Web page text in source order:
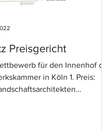
Preisgericht
für den Innenhof der
in Köln 1. Preis: